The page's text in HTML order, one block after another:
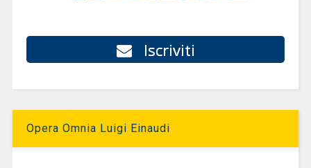
Iscriviti
Opera Omnia Luigi Einaudi